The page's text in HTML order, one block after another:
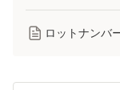
ロットナンバ